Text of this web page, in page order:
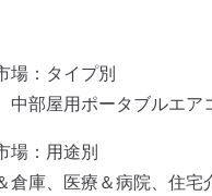
場：タイプ別
中部屋用ポータブルエ
場：用途別
庫、医療＆病院、住宅